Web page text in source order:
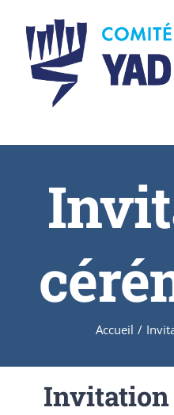
Accueil /
Invitation